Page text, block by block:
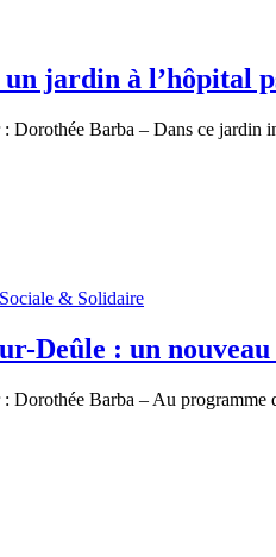
jardin à l’hôpital
: Dorothée Barba – Dans ce
& Solidaire
Deûle : un
: Dorothée Barba – Au